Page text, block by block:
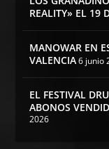
REALITY» EL 19
MANOWAR EN
VALENCIA 6 junio
EL FESTIVAL
ABONOS
2026